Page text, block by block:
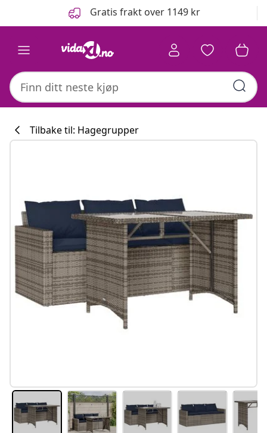
Gratis frakt over 1149 kr
Tilbake til: Hagegrupper